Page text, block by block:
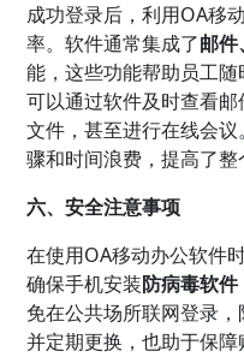
成功登录后，利用OA移
率。软件通常集成了邮
能，这些功能帮助员工
可以通过软件及时查看
文件，甚至进行在线会
骤和时间浪费，提高了整
六、安全注意事项
在使用OA移动办公软件
确保手机安装防病毒软件
免在公共场所联网登录
并定期更换，也助于保障